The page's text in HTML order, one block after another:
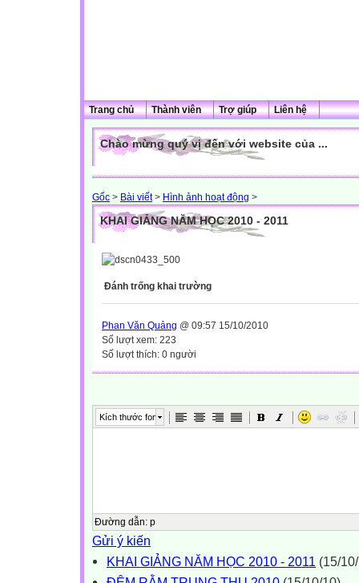
Trang chủ Thành viên Trợ giúp Liên hệ
Chào mừng quý vị đến với website của ...
Gốc > Bài viết> Hình ảnh hoạt động >
KHAI GIẢNG NĂM HỌC 2010 - 2011
Đánh trống khai trường
Phan Văn Quảng @ 09:57 15/10/2010
Số lượt xem: 223
Số lượt thích: 0 người
Kích thước font
Đường dẫn: p
Gửi ý kiến
KHAI GIẢNG NĂM HỌC 2010 - 2011 (15/